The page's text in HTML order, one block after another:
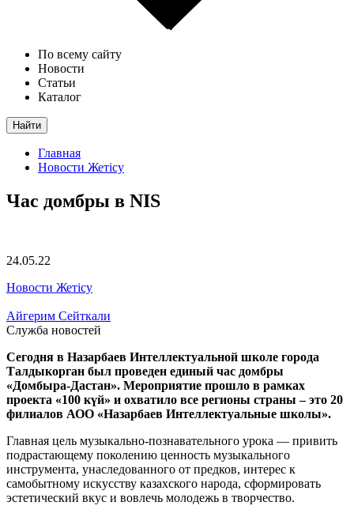
По всему сайту
Новости
Статьи
Каталог
Найти
Главная
Новости Жетісу
Час домбры в NIS
24.05.22
Новости Жетісу
Айгерим Сейткали
Служба новостей
Сегодня в Назарбаев Интеллектуальной школе города
Талдыкорган был проведен единый час домбры
«Домбыра-Дастан». Мероприятие прошло в рамках
проекта «100 күй» и охватило все регионы страны – это 20
филиалов АОО «Назарбаев Интеллектуальные школы».
Главная цель музыкально-познавательного урока — привить
подрастающему поколению ценность музыкального
инструмента, унаследованного от предков, интерес к
самобытному искусству казахского народа, сформировать
эстетический вкус и вовлечь молодежь в творчество.